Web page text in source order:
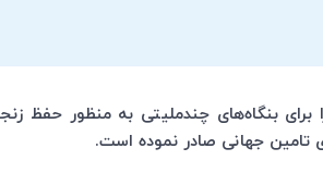
برای بنگاه‌های چندملیتی به منظور حفظ
تامین جهانی صادر نموده است.